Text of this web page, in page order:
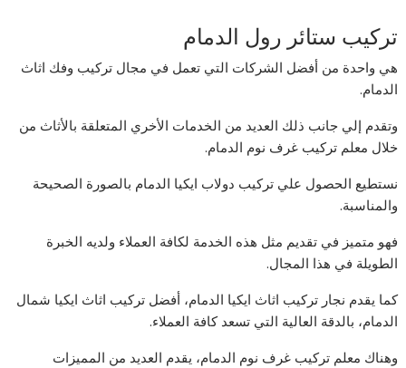
تركيب ستائر رول الدمام
هي واحدة من أفضل الشركات التي تعمل في مجال تركيب وفك اثاث
الدمام.
وتقدم إلي جانب ذلك العديد من الخدمات الأخري المتعلقة بالأثاث من
خلال معلم تركيب غرف نوم الدمام.
نستطيع الحصول علي تركيب دولاب ايكيا الدمام بالصورة الصحيحة
والمناسبة.
فهو متميز في تقديم مثل هذه الخدمة لكافة العملاء ولديه الخبرة
الطويلة في هذا المجال.
كما يقدم نجار تركيب اثاث ايكيا الدمام، أفضل تركيب اثاث ايكيا شمال
الدمام، بالدقة العالية التي تسعد كافة العملاء.
وهناك معلم تركيب غرف نوم الدمام، يقدم العديد من المميزات